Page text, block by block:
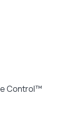
Control™